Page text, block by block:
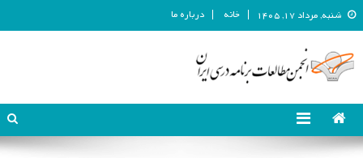
شنبه, مرداد ۱۷, ۱۴۰۵ خانه درباره ما
انجمن مطالعات برنامه درسی ایران